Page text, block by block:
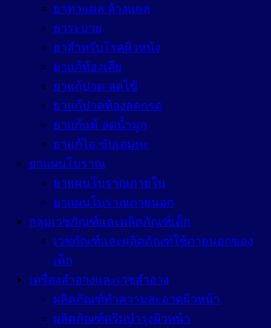
ยาทาแผล ล้างแผล
ยาระบาย
ยาสำหรับโรคผิวหนัง
ยาแก้ท้องเสีย
ยาแก้ปวด ลดไข้
ยาแก้ปวดท้องลดกรด
ยาแก้แพ้ ลดน้ำมูก
ยาแก้ไอ ขับเสมหะ
ยาแผนโบราณ
ยาแผนโบราณภายใน
ยาแผนโบราณภายนอก
กลุ่มเวชภัณฑ์และผลิตภัณฑ์เด็ก
เวชภัณฑ์และผลิตภัณฑ์ใช้ภายนอกของ
เด็ก
เครื่องสำอางและเวชสำอาง
ผลิตภัณฑ์ทำความสะอาดผิวหน้า
ผลิตภัณฑ์ครีมบำรุงผิวหน้า